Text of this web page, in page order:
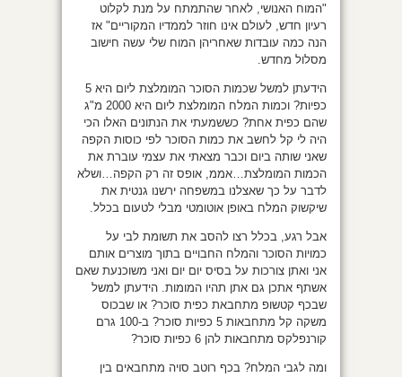
"המוח האנושי, לאחר שהתמתח על מנת לקלוט
רעיון חדש, לעולם אינו חוזר לממדיו המקוריים" אז
הנה כמה עובדות שאחריהן המוח שלי עשה חישוב
מסלול מחדש.
הידעתן למשל שכמות הסוכר המומלצת ליום היא 5
כפיות? וכמות המלח המומלצת ליום היא 2000 מ"ג
שהם כפית אחת? כששמעתי את הנתונים האלו הכי
היה לי קל לחשב את כמות הסוכר לפי כוסות הקפה
שאני שותה ביום וכבר מצאתי את עצמי עוברת את
הכמות המומלצת…אממ, אופס זה רק הקפה…ושלא
לדבר על כך שאצלנו במשפחה ירשנו גנטית את
שיקשוק המלח באופן אוטומטי מבלי לטעום בכלל.
אבל רגע, בכלל רצו להסב את תשומת לבי על
כמויות הסוכר והמלח החבויים בתוך מוצרים אותם
אני ואתן צורכות על בסיס יום יום ואני משוכנעת שאם
אשתף אתכן גם אתן תהיו המומות. הידעתן למשל
שבכף קטשופ מתחבאת כפית סוכר? או שבכוס
משקה קל מתחבאות 5 כפיות סוכר? ב-100 גרם
קורנפלקס מתחבאות להן 6 כפיות סוכר?
ומה לגבי המלח? בכף רוטב סויה מתחבאים בין